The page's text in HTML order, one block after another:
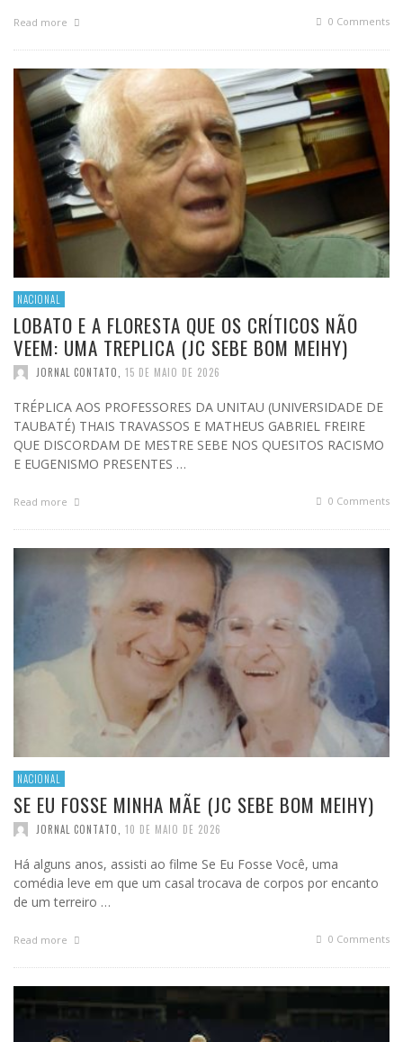
Read more 0 Comments
NACIONAL
LOBATO E A FLORESTA QUE OS CRÍTICOS NÃO
VEEM: UMA TREPLICA (JC SEBE BOM MEIHY)
JORNAL CONTATO, 15 DE MAIO DE 2026
TRÉPLICA AOS PROFESSORES DA UNITAU (UNIVERSIDADE DE
TAUBATÉ) THAIS TRAVASSOS E MATHEUS GABRIEL FREIRE
QUE DISCORDAM DE MESTRE SEBE NOS QUESITOS RACISMO
E EUGENISMO PRESENTES …
Read more 0 Comments
NACIONAL
SE EU FOSSE MINHA MÃE (JC SEBE BOM MEIHY)
JORNAL CONTATO, 10 DE MAIO DE 2026
Há alguns anos, assisti ao filme Se Eu Fosse Você, uma
comédia leve em que um casal trocava de corpos por encanto
de um terreiro …
Read more 0 Comments